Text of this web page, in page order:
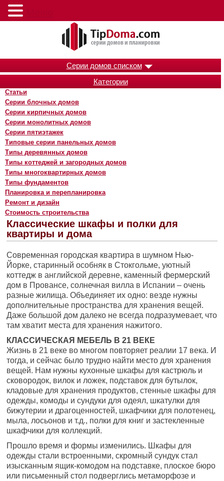
Серии домов списком
Категории
Статьи
Серии блочных домов
Серии кирпичных домов
Серии монолитных домов
Серии пятиэтажек
Типовые серии панельных домов
Типы деревянных домов
Типы коттеджей и загородных домов
Типы многоквартирных домов
Типы фундаментов
Планировка и перепланировка
Ремонт и дизайн
Стоимость строительства
Классические шкафы и полки для
квартиры и дома
Современная городская квартира в шумном Нью-
Йорке, старинный особняк в Стокгольме, уютный
коттедж в английской деревне, каменный фермерский
дом в Провансе, солнечная вилла в Испании – очень
разные жилища. Объединяет их одно: везде нужны
дополнительные пространства для хранения вещей.
Даже большой дом далеко не всегда подразумевает, что
там хватит места для хранения нажитого.
КЛАССИЧЕСКАЯ МЕБЕЛЬ В 21 ВЕКЕ
Жизнь в 21 веке во многом повторяет реалии 17 века. И
тогда, и сейчас было трудно найти место для хранения
вещей. Нам нужны кухонные шкафы для кастрюль и
сковородок, вилок и ложек, подставок для бутылок,
кладовые для хранения продуктов, стенные шкафы для
одежды, комоды и сундуки для одеял, шкатулки для
бижутерии и драгоценностей, шкафчики для полотенец,
мыла, лосьонов и т.д., полки для книг и застекленные
шкафчики для коллекций.
Прошло время и формы изменились. Шкафы для
одежды стали встроенными, скромный сундук стал
изысканным ящик-комодом на подставке, плоское бюро
или письменный стол подверглись метаморфозе и